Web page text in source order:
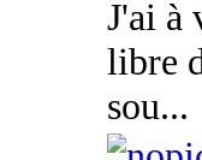
J'ai à
libre
sou...